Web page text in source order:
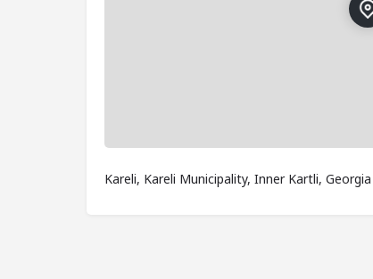
Kareli, Kareli Municipality, Inner Kartli, Georgia